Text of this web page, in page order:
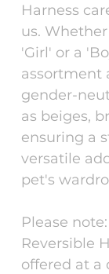
Harness
us.
'Girl' or a
assortment
gender-
as beiges,
ensuring a
versatile
pet's
Please
Reversible
offered at a